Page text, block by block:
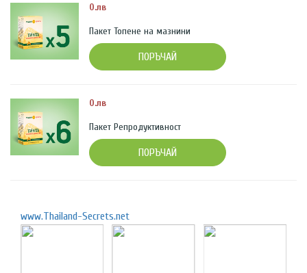
0.лв
Пакет Топене на мазнини
ПОРЪЧАЙ
0.лв
Пакет Репродуктивност
ПОРЪЧАЙ
www.Thailand-Secrets.net